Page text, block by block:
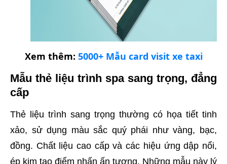
Xem thêm: 5000+ Mẫu card visit xe taxi
Mẫu thẻ liệu trình spa sang trọng, đẳng
cấp
Thẻ liệu trình sang trọng thường có họa tiết tinh
xảo, sử dụng màu sắc quý phái như vàng, bạc,
đồng. Chất liệu cao cấp và các hiệu ứng dập nổi,
ép kim tạo điểm nhấn ấn tượng. Những mẫu này lý